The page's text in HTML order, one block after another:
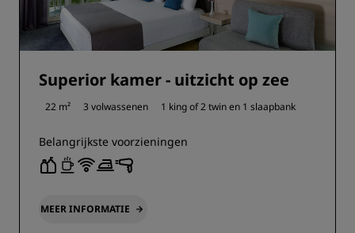
Superior kamer - uitzicht op zee
22 m² 3 volwassenen 1 king of2 twin en 1 slaapbank
Belangrijkste voorzieningen
MEER INFORMATIE